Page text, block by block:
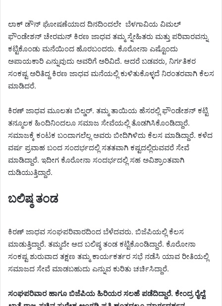
ಲಾಕ್ ಡೌನ್ ಘೋಷಣೆಯಾದ ದಿನದಿಂದಲೇ ಬೆಳಗಾವಿಯ ವಿಮಲ್
ಫೌಂಡೇಶನ್ ಚೇರಮನ್ ಕಿರಣ ಜಾಧವ ತಮ್ಮ ಸ್ನೇಹಿತರು ಮತ್ತು ಪರಿವಾರವನ್ನು
ಕಟ್ಟಿಕೊಂಡು ಮನೆಯಿಂದ ಹೊರಬಂದರು. ಕೊರೋನಾ ಎಷ್ಟೊಂದು
ಅಪಾಯಕಾರಿ ಎನ್ನುವುದು ಅವರಿಗೆ ಅರಿವಿದೆ. ಆದರೆ ಬಡವರು, ನಿರ್ಗತಿಕರ
ಸಂಕಷ್ಟ ಅರಿತಿದ್ದ ಕಿರಣ ಜಾಧವ ಮನೆಯಲ್ಲಿ ಕುಳಿತುಕೊಳ್ಳದೆ ನಿರಂತರವಾಗಿ ಕೆಲಸ
ಮಾಡಿದರೆ.
ಕಿರಣ್ ಜಾಧವ ಮೂಲತಃ ಬಿಲ್ಡರ್. ತಮ್ಮ ತಾಯಿಯ ಹೆಸರಲ್ಲಿ ಫೌಂಡೇಶನ್ ಕಟ್ಟಿ
ತನ್ಮೂಲಕ ಹಿಂದಿನಿಂದಲೂ ಸಮಾಜ ಸೇವೆಯಲ್ಲಿ ತೊಡಗಿಸಿಕೊಂಡಿದ್ದಾರೆ.
ಸಮಾಜಕ್ಕೆ ಕಂಟಕ ಬಂದಾಗಲೆಲ್ಲ ಅವರು ಬೀದಿಗಿಳಿದು ಕೆಲಸ ಮಾಡಿದ್ದಾರೆ. ಕಳೆದ
ವರ್ಷ ಪ್ರವಾಹ ಬಂದ ಸಂದರ್ಭದಲ್ಲಿ ಸತತವಾಗಿ ಕಷ್ಟದಲ್ಲಿರುವವರೆ ಸೇವೆ
ಮಾಡಿದ್ದಾರೆ. ಇದೀಗ ಕೊರೋನಾ ಸಂದರ್ಭದಲ್ಲಿ ಸಹ ಅವಿಶ್ರಾಂತವಾಗಿ
ದುಡಿಯುತ್ತಿದ್ದಾರೆ.
ಬಲಿಷ್ಠ ತಂಡ
ಕಿರಣ್ ಜಾಧವ ಸಂಘಪರಿವಾರದಿಂದ ಬೆಳೆದವರು. ಬಿಜೆಪಿಯಲ್ಲಿ ಕೆಲಸ
ಮಾಡುತ್ತಿದ್ದಾರೆ. ತಮ್ಮದೇ ಆದ ಬಲಿಷ್ಠ ತಂಡ ಕಟ್ಟಿಕೊಂಡಿದ್ದಾರೆ. ಕೊರೋನಾ
ಸಂಕಷ್ಟ ಶುರುವಾದ ತಕ್ಷಣ ತಮ್ಮ ಕಾರ್ಯಕರ್ತರ ಸಭೆ ನಡೆಸಿ ಯಾವ ರೀತಿಯಲ್ಲಿ
ಸಮಾಜದ ಸೇವೆ ಮಾಡಬಹುದು ಎನ್ನುವ ಕುರಿತು ಚರ್ಚಿಸಿದ್ದಾರೆ.
ಸಂಘಪರಿವಾರ ಹಾಗೂ ಬಿಜೆಪಿಯ ಹಿರಿಯರ ಸಲಹೆ ಪಡೆದಿದ್ದಾರೆ. ಕೇಂದ್ರ ರೈಲ್ವೆ